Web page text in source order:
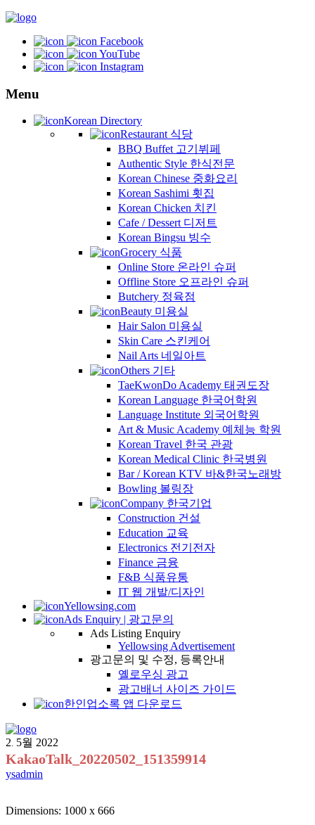
Facebook
YouTube
Instagram
Menu
Korean Directory
Restaurant 식당
BBQ Buffet 고기뷔페
Authentic Style 한식전문
Korean Chinese 중화요리
Korean Sashimi 횟집
Korean Chicken 치킨
Cafe / Dessert 디저트
Korean Bingsu 빙수
Grocery 식품
Online Store 온라인 슈퍼
Offline Store 오프라인 슈퍼
Butchery 정육점
Beauty 미용실
Hair Salon 미용실
Skin Care 스킨케어
Nail Arts 네일아트
Others 기타
TaeKwonDo Academy 태권도장
Korean Language 한국어학원
Language Institute 외국어학원
Art & Music Academy 예체능 학원
Korean Travel 한국 관광
Korean Medical Clinic 한국병원
Bar / Korean KTV 바&한국노래방
Bowling 볼링장
Company 한국기업
Construction 건설
Education 교육
Electronics 전기전자
Finance 금융
F&B 식품유통
IT 웹 개발/디자인
Yellowsing.com
Ads Enquiry | 광고문의
Ads Listing Enquiry
Yellowsing Advertisement
광고문의 및 수정, 등록안내
옐로우싱 광고
광고배너 사이즈 가이드
한인업소록 앱 다운로드
2. 5월 2022
KakaoTalk_20220502_151359914
ysadmin
Dimensions: 1000 x 666